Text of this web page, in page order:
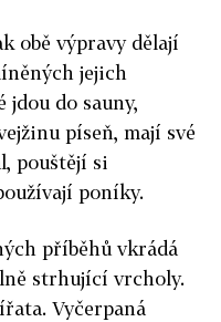
obě výpravy dělají
jejich
jdou do sauny,
píseň, mají své
pouštějí si
poníky.
příběhů vkrádá
strhující vrcholy.
Vyčerpaná